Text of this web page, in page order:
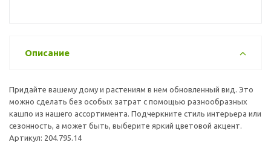
Описание
Придайте вашему дому и растениям в нем обновленный вид. Это
можно сделать без особых затрат с помощью разнообразных
кашпо из нашего ассортимента. Подчеркните стиль интерьера или
сезонность, а может быть, выберите яркий цветовой акцент.
Артикул: 204.795.14